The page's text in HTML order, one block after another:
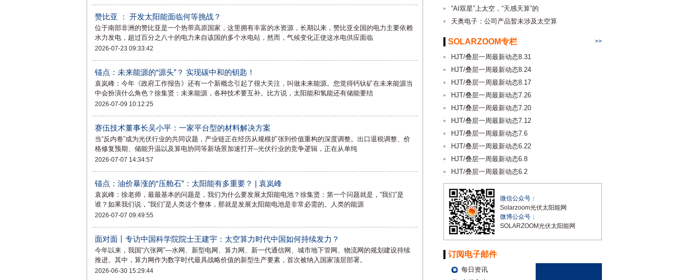
赞比亚 ： 开发太阳能面临何等挑战？
位于南部非洲的赞比亚是一个热带高原国家，这里拥有丰富的水资源，长期以来，赞比亚全国的电力主要依赖
水力发电，超过百分之八十的电力来自该国的多个水电站，然而，气候变化正使这水电供应面临
2026-07-23 09:33:42
锚点：未来能源的“源头”？ 实现碳中和的钥匙！
袁岚峰：今年《政府工作报告》还有一个新概念引起了很大关注，叫做未来能源。您觉得钙钛矿在未来能源当
中会扮演什么角色？徐集贤：未来能源，各种技术要互补。比方说，太阳能和氢能还有储能要结
2026-07-09 10:12:25
赛伍技术董事长吴小平：一家平台型的材料解决方案
当“反内卷”成为光伏行业的共同议题，产业链正在经历从规模扩张到价值重构的深度调整。出口退税调整、价
格修复预期、储能升温以及算电协同等新场景加速打开--光伏行业的竞争逻辑，正在从单纯
2026-07-07 14:34:57
锚点：油价暴涨的“压舱石”：太阳能有多重要？ | 袁岚峰
袁岚峰：徐老师，最最基本的问题是，我们为什么要发展太阳能电池？徐集贤：第一个问题就是，“我们”是
谁？如果我们说，“我们”是人类这个整体，那就是发展太阳能电池是非常必需的。人类的能源
2026-07-07 09:49:55
面对面丨专访中国科学院院士王建宇：太空算力时代中国如何持续发力？
今年以来，我国“六张网”—水网、新型电网、算力网、新一代通信网、城市地下管网、物流网的规划建设持续
推进。其中，算力网作为数字时代最具战略价值的新型生产要素，首次被纳入国家顶层部署。
2026-06-30 15:29:44
“AI双星”上太空，“天感天算”的
天奥电子：公司产品暂未涉及太空算
SOLARZOOM专栏 >>
HJT/叠层一周最新动态8.31
HJT/叠层一周最新动态8.24
HJT/叠层一周最新动态8.17
HJT/叠层一周最新动态7.26
HJT/叠层一周最新动态7.20
HJT/叠层一周最新动态7.12
HJT/叠层一周最新动态7.6
HJT/叠层一周最新动态6.22
HJT/叠层一周最新动态6.8
HJT/叠层一周最新动态6.2
微信公众号：
Solarzoom光伏太阳能网
微博公众号：
SOLARZOOM光伏太阳能网
订阅电子邮件
每日资讯